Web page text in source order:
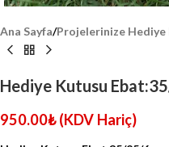
Ana Sayfa/Projelerinize Hediye
Hediye Kutusu
950.00₺ (KDV Hariç)